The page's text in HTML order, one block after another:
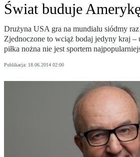
Świat buduje
Drużyna USA gra na mundialu siódmy
Zjednoczone to wciąż bodaj jedyny kraj –
piłka nożna nie jest sportem
Publikacja: 18.06.2014 02:00